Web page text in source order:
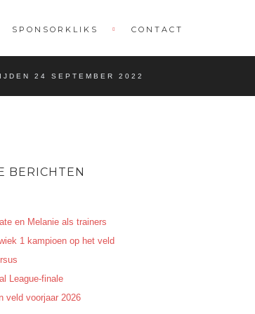
SPONSORKLIKS CONTACT
24 SEPTEMBER 2022
BERICHTEN
en Melanie als trainers
1 kampioen op het veld
League-finale
veld voorjaar 2026